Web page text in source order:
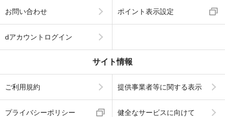
お問い合わせ ポイント表示設定
dアカウントログイン
サイト情報
ご利用規約 提供事業者等に関する表示
プライバシーポリシー 健全なサービスに向けて